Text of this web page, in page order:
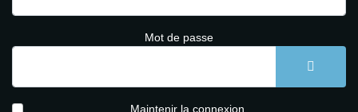
Mot de passe
Maintenir la connexion